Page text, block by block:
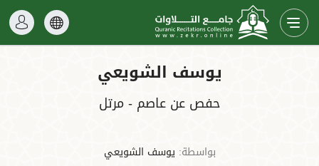
يوسف الشويعي
حفص عن عاصم - مرتل
بواسطة: يوسف الشويعي